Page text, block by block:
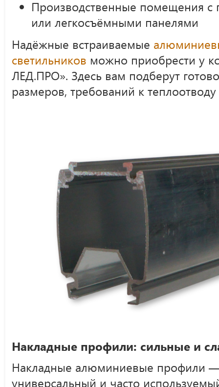
Производственные помещения с
или легкосъёмными панелями
Надёжные встраиваемые
светильников можно приобрести у
ЛЕД.ПРО». Здесь вам подберут
размеров, требований к
Накладные профили: сильные и
Накладные алюминиевые профили
универсальный и часто